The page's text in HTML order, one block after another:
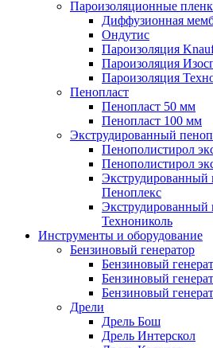
Пароизоляционные
Диффузионная
Ондутис
Пароизоляция
Пароизоляция
Пароизоляция
Пенопласт
Пенопласт 50 мм
Пенопласт 100 мм
Экструдированный
Пенополистирол
Пенополистирол
Экструдированный
Пеноплекс
Экструдированный
Технониколь
Инструменты и оборудование
Бензиновый генератор
Бензиновый
Бензиновый
Бензиновый
Дрели
Дрель Бош
Дрель Интерскол